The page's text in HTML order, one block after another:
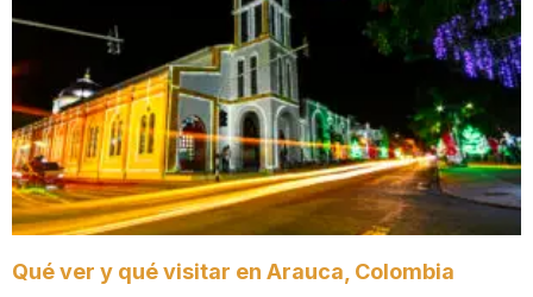
Qué ver y qué visitar en Arauca, Colombia